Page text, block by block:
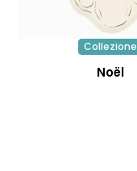
Collezione
Noël